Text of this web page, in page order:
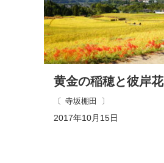
2017年10月15日
寺坂棚田
黄金の稲穂と彼岸花